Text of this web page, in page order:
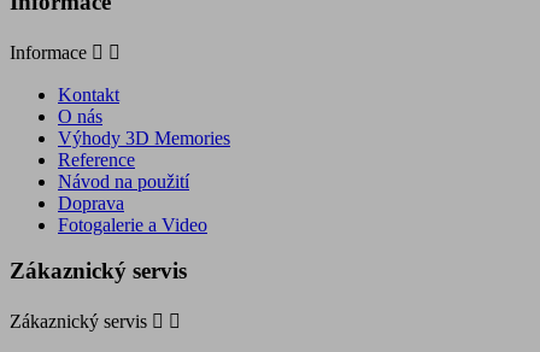
Informace  
Kontakt
O nás
Výhody 3D Memories
Reference
Návod na použití
Doprava
Fotogalerie a Video
Zákaznický servis
Zákaznický servis  